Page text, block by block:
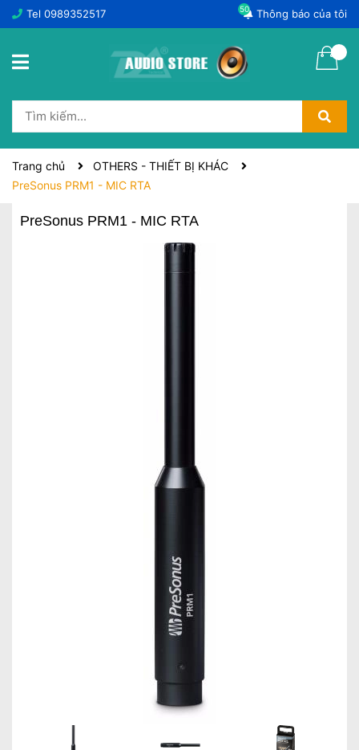
Tel 0989352517 Thông báo của tôi
50
Trang chủ
OTHERS - THIẾT BỊ KHÁC
PreSonus PRM1 - MIC RTA
PreSonus PRM1 - MIC RTA